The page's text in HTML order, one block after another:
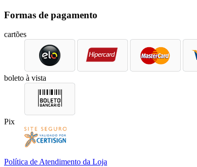
Formas de pagamento
cartões
boleto à vista
Pix
Política de Atendimento da Loja